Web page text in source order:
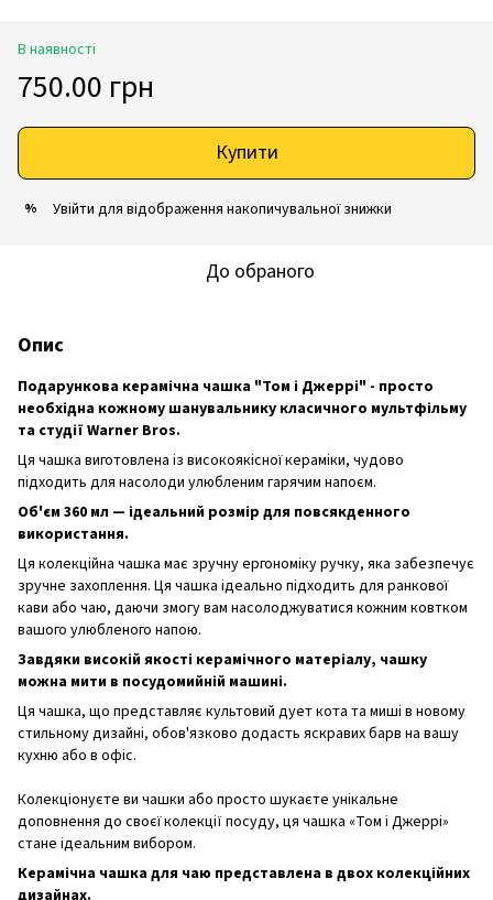
В наявності
750.00 грн
Купити
% Увійти для відображення накопичувальної знижки
До обраного
Опис
Подарункова керамічна чашка "Том і Джеррі" - просто
необхідна кожному шанувальнику класичного мультфільму
та студії Warner Bros.
Ця чашка виготовлена із високоякісної кераміки, чудово
підходить для насолоди улюбленим гарячим напоєм.
Об'єм 360 мл — ідеальний розмір для повсякденного
використання.
Ця колекційна чашка має зручну ергономіку ручку, яка забезпечує
зручне захоплення. Ця чашка ідеально підходить для ранкової
кави або чаю, даючи змогу вам насолоджуватися кожним ковтком
вашого улюбленого напою.
Завдяки високій якості керамічного матеріалу, чашку
можна мити в посудомийній машині.
Ця чашка, що представляє культовий дует кота та миші в новому
стильному дизайні, обов'язково додасть яскравих барв на вашу
кухню або в офіс.
Колекціонуєте ви чашки або просто шукаєте унікальне
доповнення до своєї колекції посуду, ця чашка «Том і Джеррі»
стане ідеальним вибором.
Керамічна чашка для чаю представлена в двох колекційних
дизайнах.